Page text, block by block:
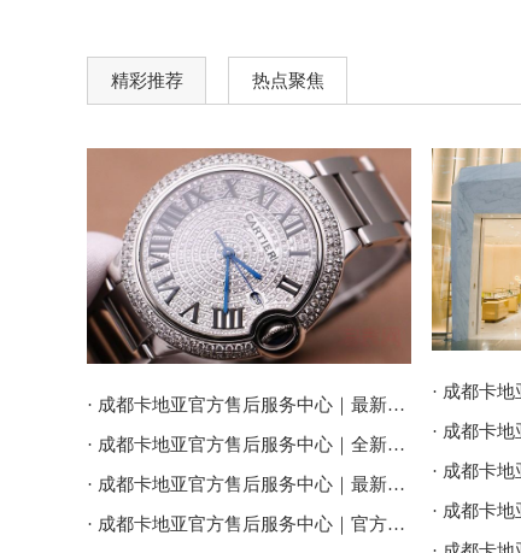
精彩推荐 热点聚焦
· 成都卡地亚官方售后服务中心｜最新电话和维修门店地址权威信息公告（2026年7月最新）
· 成都卡地亚官方售后服务中心｜全新服务热线及门店地址权威信息公告（2026年7月最新）
· 成都卡地亚官方售后服务中心｜最新地址及服务热线权威信息通告（2026年7月最新）
· 成都卡地亚官方售后服务中心｜官方热线与门店地址权威信息公示（2026年7月最新）